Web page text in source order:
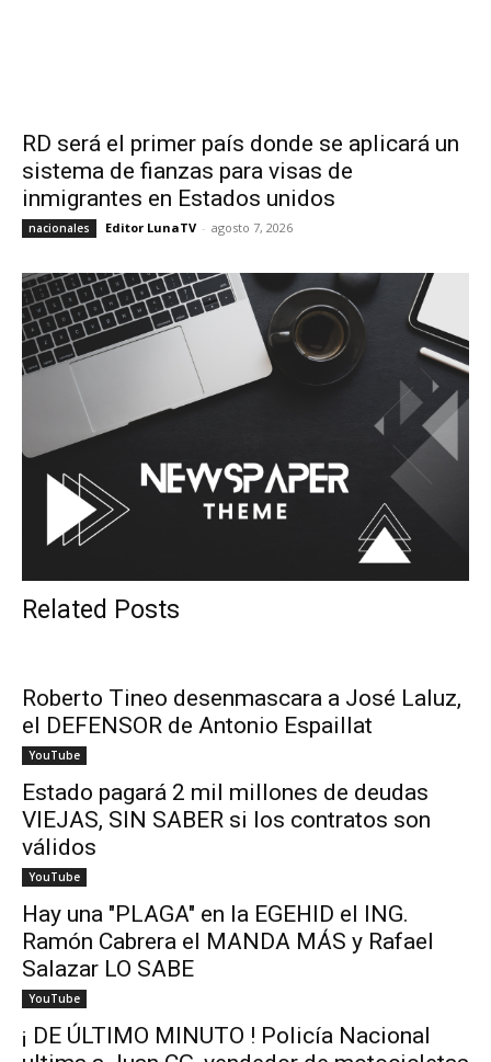
RD será el primer país donde se aplicará un
sistema de fianzas para visas de
inmigrantes en Estados unidos
nacionales Editor LunaTV - agosto 7, 2026
Related Posts
Roberto Tineo desenmascara a José Laluz,
el DEFENSOR de Antonio Espaillat
YouTube
Estado pagará 2 mil millones de deudas
VIEJAS, SIN SABER si los contratos son
válidos
YouTube
Hay una "PLAGA" en la EGEHID el ING.
Ramón Cabrera el MANDA MÁS y Rafael
Salazar LO SABE
YouTube
¡ DE ÚLTIMO MINUTO ! Policía Nacional